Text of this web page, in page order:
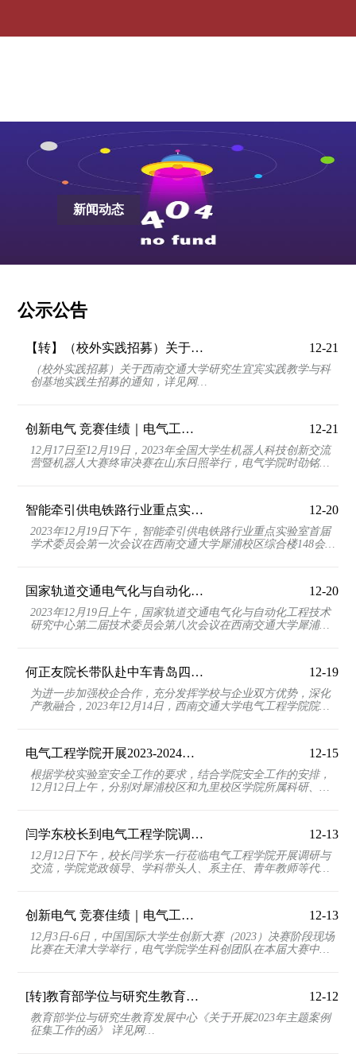
新闻动态
公示公告
【转】（校外实践招募）关于西南交通大学研究生宜宾实践教学与科创基地实践生招募... 12-21
（校外实践招募）关于西南交通大学研究生宜宾实践教学与科
创基地实践生招募的通知，详见网
创新电气 竞赛佳绩｜电气工程学院学子在2023年全国机器人大赛中斩获全国一等奖 12-21
12月17日至12月19日，2023年全国大学生机器人科技创新交流
营暨机器人大赛终审决赛在山东日照举行，电气学院时劭铭、
智能牵引供电铁路行业重点实验室召开首届学术委员会第一次会议 12-20
2023年12月19日下午，智能牵引供电铁路行业重点实验室首届
学术委员会第一次会议在西南交通大学犀浦校区综合楼148会议
国家轨道交通电气化与自动化工程技术研究中心第二届技术委员会第八次会议在西南交... 12-20
2023年12月19日上午，国家轨道交通电气化与自动化工程技术
研究中心第二届技术委员会第八次会议在西南交通大学犀浦校
何正友院长带队赴中车青岛四方机车车辆股份有限公司交流座谈 12-19
为进一步加强校企合作，充分发挥学校与企业双方优势，深化
产教融合，2023年12月14日，西南交通大学电气工程学院院长
电气工程学院开展2023-2024学年第一学期末期安全检查工作 12-15
根据学校实验室安全工作的要求，结合学院安全工作的安排，
12月12日上午，分别对犀浦校区和九里校区学院所属科研、教
闫学东校长到电气工程学院调研指导工作 12-13
12月12日下午，校长闫学东一行莅临电气工程学院开展调研与
交流，学院党政领导、学科带头人、系主任、青年教师等代表
创新电气 竞赛佳绩｜电气工程学院学子在中国国际大学生创新大赛（2023）斩获佳绩 12-13
12月3日-6日，中国国际大学生创新大赛（2023）决赛阶段现场
比赛在天津大学举行，电气学院学生科创团队在本届大赛中斩
[转]教育部学位与研究生教育发展中心《关于开展2023年主题案例征集工作的函》 12-12
教育部学位与研究生教育发展中心《关于开展2023年主题案例
征集工作的函》 详见网